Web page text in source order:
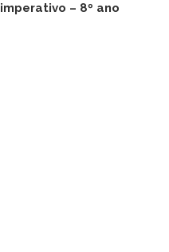
imperativo – 8º ano